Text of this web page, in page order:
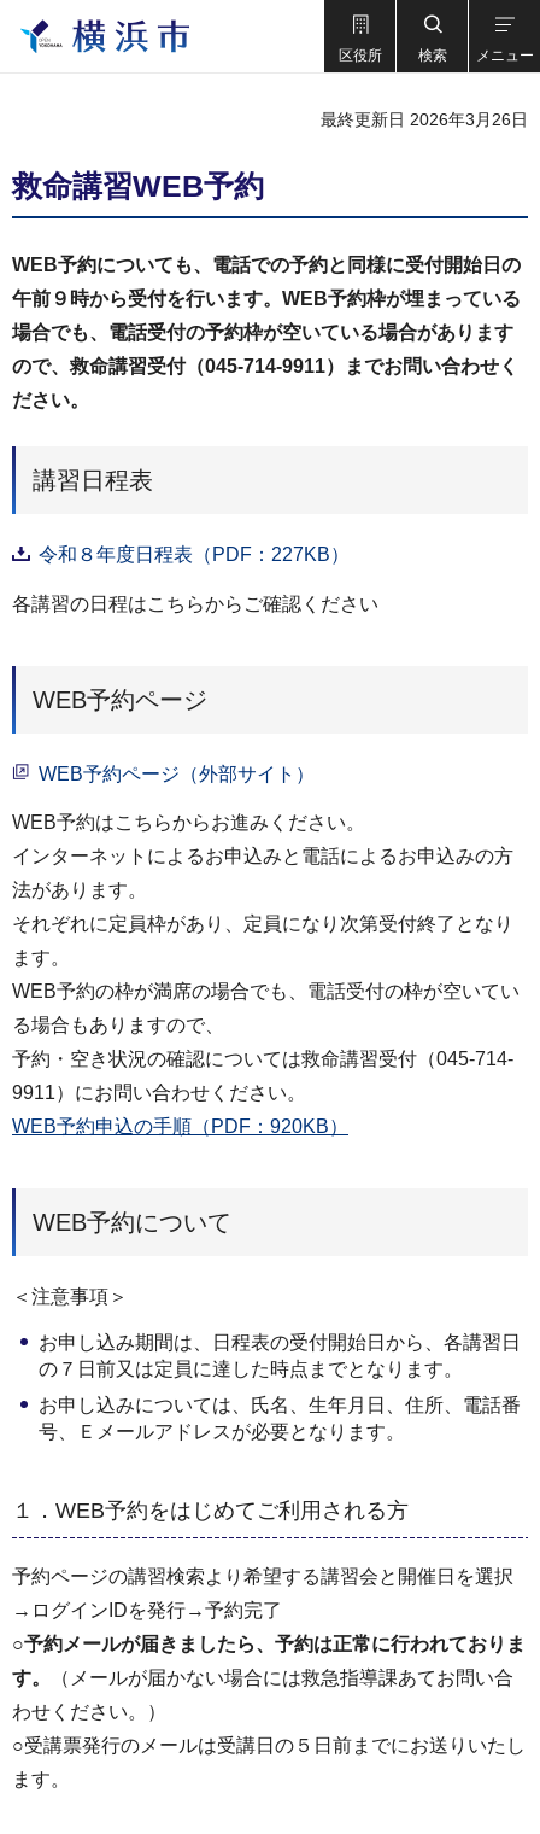
区役所 検索 メニュー
最終更新日 2026年3月26日
救命講習WEB予約
WEB予約についても、電話での予約と同様に受付開始日の
午前９時から受付を行います。WEB予約枠が埋まっている
場合でも、電話受付の予約枠が空いている場合があります
ので、救命講習受付（045-714-9911）までお問い合わせく
ださい。
講習日程表
令和８年度日程表（PDF：227KB）
各講習の日程はこちらからご確認ください
WEB予約ページ
WEB予約ページ（外部サイト）
WEB予約はこちらからお進みください。
インターネットによるお申込みと電話によるお申込みの方
法があります。
それぞれに定員枠があり、定員になり次第受付終了となり
ます。
WEB予約の枠が満席の場合でも、電話受付の枠が空いてい
る場合もありますので、
予約・空き状況の確認については救命講習受付（045-714-
9911）にお問い合わせください。
WEB予約申込の手順（PDF：920KB）
WEB予約について
＜注意事項＞
お申し込み期間は、日程表の受付開始日から、各講習日
の７日前又は定員に達した時点までとなります。
お申し込みについては、氏名、生年月日、住所、電話番
号、Ｅメールアドレスが必要となります。
１．WEB予約をはじめてご利用される方
予約ページの講習検索より希望する講習会と開催日を選択
→ログインIDを発行→予約完了
○予約メールが届きましたら、予約は正常に行われておりま
す。
（メールが届かない場合には救急指導課あてお問い合
わせください。）
○受講票発行のメールは受講日の５日前までにお送りいたし
ます。